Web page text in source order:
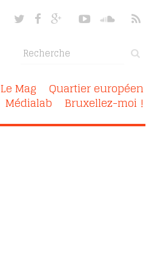
Le Mag Quartier européen
Médialab Bruxellez-moi !